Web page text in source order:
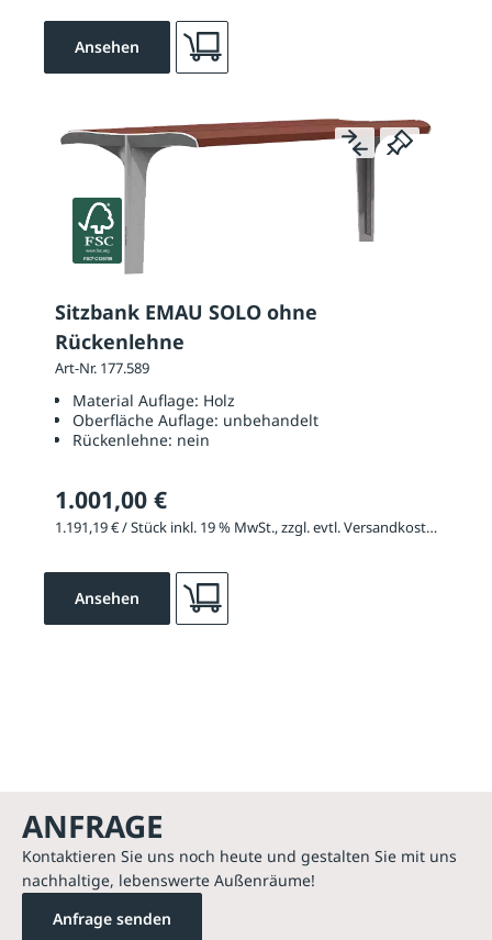
Ansehen
Sitzbank EMAU SOLO ohne
Rückenlehne
Art-Nr. 177.589
Material Auflage: Holz
Oberfläche Auflage: unbehandelt
Rückenlehne: nein
1.001,00 €
1.191,19 € / Stück inkl. 19 % MwSt., zzgl. evtl. Versandkosten
Ansehen
ANFRAGE
Kontaktieren Sie uns noch heute und gestalten Sie mit uns
nachhaltige, lebenswerte Außenräume!
Anfrage senden